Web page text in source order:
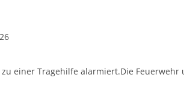
einer Tragehilfe alarmiert.Die